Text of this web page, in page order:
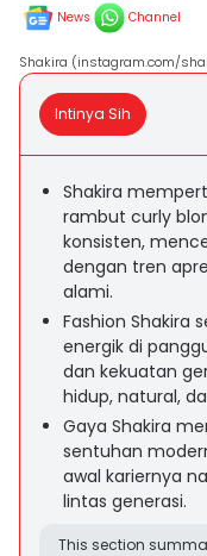
News Channel
Shakira (instagram.com/
Intinya Sih
Shakira
rambut curly
konsisten,
dengan tren
alami.
Fashion Shakira
energik di
dan kekuatan
hidup, natural,
Gaya Shakira
sentuhan
awal kariernya
lintas generasi.
This section